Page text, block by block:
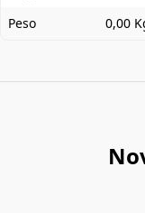
Peso
0,00